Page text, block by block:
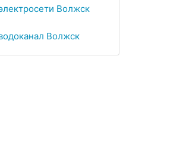
Волжск
Волжск